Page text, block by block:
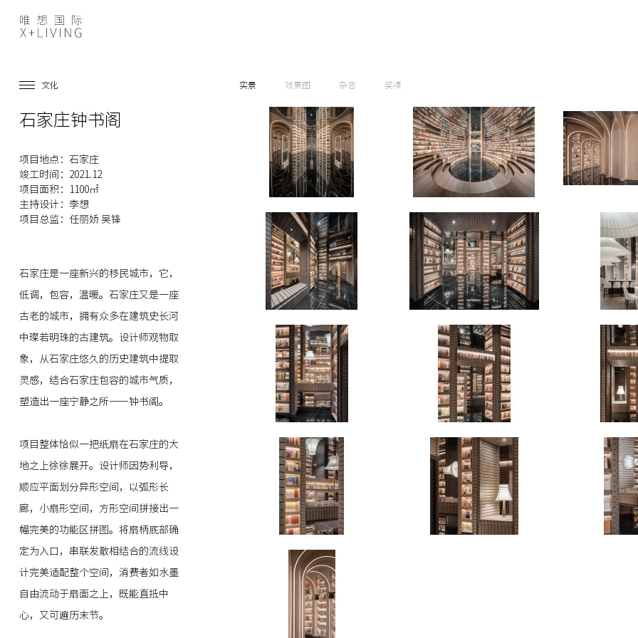
文化 实景 效果图 杂志 奖项
石家庄钟书阁
项目地点：石家庄
竣工时间：2021.12
项目面积：1100㎡
主持设计：李想
项目总监：任丽娇 吴锋
石家庄是一座新兴的移民城市，它，
低调，包容，温暖。石家庄又是一座
古老的城市，拥有众多在建筑史长河
中璨若明珠的古建筑。设计师观物取
象，从石家庄悠久的历史建筑中提取
灵感，结合石家庄包容的城市气质，
塑造出一座宁静之所——钟书阁。
项目整体恰似一把纸扇在石家庄的大
地之上徐徐展开。设计师因势利导，
顺应平面划分异形空间，以弧形长
廊，小扇形空间，方形空间拼接出一
幅完美的功能区拼图。将扇柄底部确
定为入口，串联发散相结合的流线设
计完美适配整个空间，消费者如水墨
自由流动于扇面之上，既能直抵中
心，又可遍历末节。